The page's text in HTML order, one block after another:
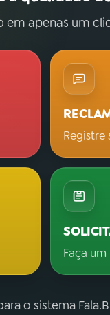
em apenas um
Registre
Faça
o sistema